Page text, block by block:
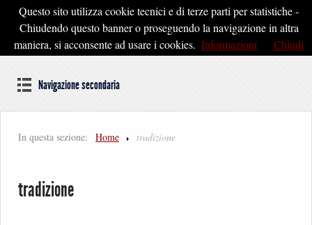
Pontedera2020
Dal cuore della Toscana un'idea di Futuro
Navigazione secondaria
In questa sezione: Home tradizione
tradizione
Questo sito utilizza cookie tecnici e di terze parti per statistiche -
Chiudendo questo banner o proseguendo la navigazione in altra
maniera, si acconsente ad usare i cookies. Informazioni Chiudi